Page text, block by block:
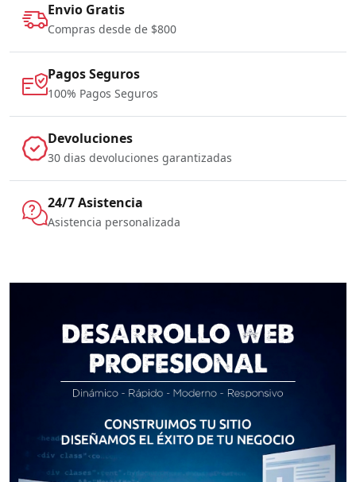
Envio Gratis
Compras desde de $800
Pagos Seguros
100% Pagos Seguros
Devoluciones
30 dias devoluciones garantizadas
24/7 Asistencia
Asistencia personalizada